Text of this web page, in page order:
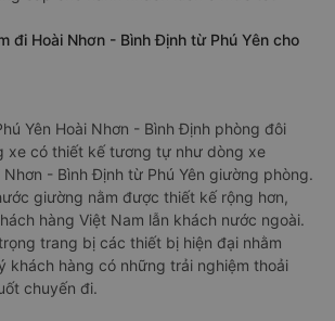
đi Hoài Nhơn - Bình Định từ Phú Yên cho
Yên Hoài Nhơn - Bình Định phòng đôi
xe có thiết kế tương tự như dòng xe
Nhơn - Bình Định từ Phú Yên giường phòng.
giường nằm được thiết kế rộng hơn,
hàng Việt Nam lẫn khách nước ngoài.
trang bị các thiết bị hiện đại nhằm
khách hàng có những trải nghiệm thoải
chuyến đi.